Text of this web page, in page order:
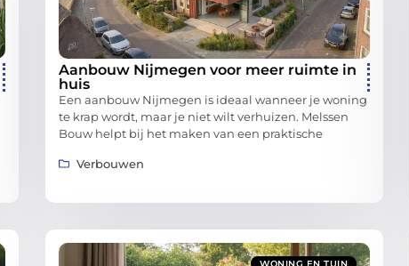
Aanbouw Nijmegen voor meer ruimte in
huis
Een aanbouw Nijmegen is ideaal wanneer je woning
te krap wordt, maar je niet wilt verhuizen. Melssen
Bouw helpt bij het maken van een praktische
Verbouwen
WONING EN TUIN